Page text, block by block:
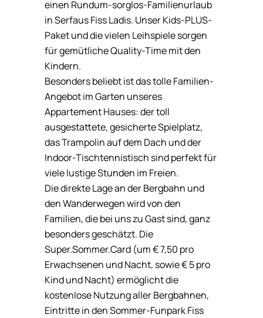
einen Rundum-sorglos-Familienurlaub
in Serfaus Fiss Ladis. Unser Kids-PLUS-
Paket und die vielen Leihspiele sorgen
für gemütliche Quality-Time mit den
Kindern.
Besonders beliebt ist das tolle Familien-
Angebot im Garten unseres
Appartement Hauses: der toll
ausgestattete, gesicherte Spielplatz,
das Trampolin auf dem Dach und der
Indoor-Tischtennistisch sind perfekt für
viele lustige Stunden im Freien.
Die direkte Lage an der Bergbahn und
den Wanderwegen wird von den
Familien, die bei uns zu Gast sind, ganz
besonders geschätzt. Die
Super.Sommer.Card (um € 7,50 pro
Erwachsenen und Nacht, sowie € 5 pro
Kind und Nacht) ermöglicht die
kostenlose Nutzung aller Bergbahnen,
Eintritte in den Sommer-Funpark Fiss